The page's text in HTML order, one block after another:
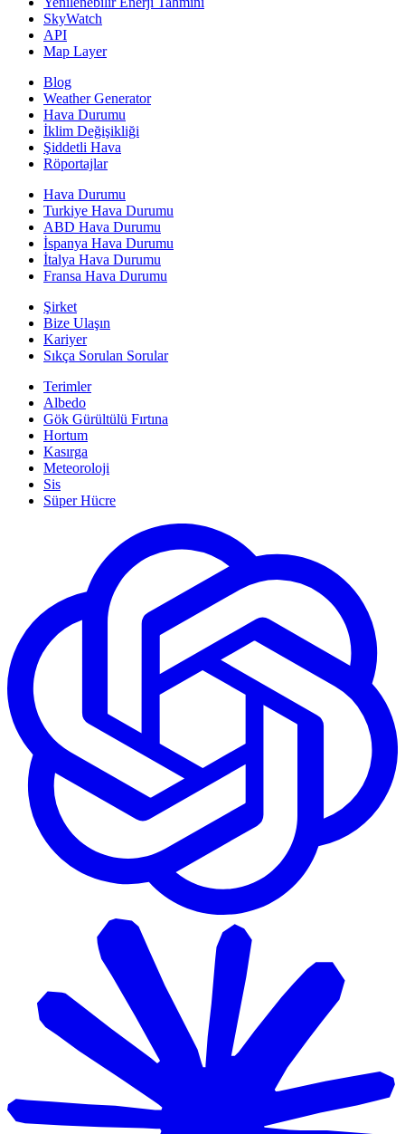
SkyWatch
API
Map Layer
Blog
Weather Generator
Hava Durumu
İklim Değişikliği
Şiddetli Hava
Röportajlar
Hava Durumu
Turkiye Hava Durumu
ABD Hava Durumu
İspanya Hava Durumu
İtalya Hava Durumu
Fransa Hava Durumu
Şirket
Bize Ulaşın
Kariyer
Sıkça Sorulan Sorular
Terimler
Albedo
Gök Gürültülü Fırtına
Hortum
Kasırga
Meteoroloji
Sis
Süper Hücre